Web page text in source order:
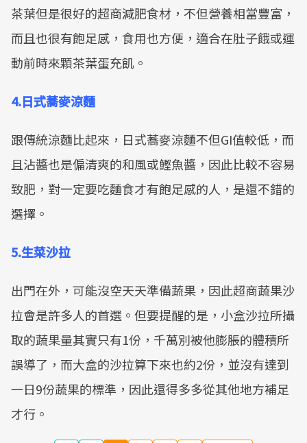
茶葉但是很好的超商減肥食材，不但營養相當豐富，
而且也很有飽足感，食用也方便，適合在肚子餓或運
動前時來顆茶葉蛋充飢。
4.日式蕎麥涼麵
跟傳統涼麵比起來，日式蕎麥涼麵不但GI值較低，而
且沾醬也是偏清爽的和風或鰹魚醬，因此比較不容易
致肥，對一定要吃麵食才有飽足感的人，是還不錯的
選擇。
5.生菜沙拉
出門在外，可能沒空天天準備蔬果，因此超商蔬果沙
拉會是許多人的首選。但要提醒的是，小盒沙拉所攝
取的蔬果量其實只有1份，千萬別被他膨脹的體積所
誤導了，而大盒的沙拉算下來也約2份，並沒有達到
一日9份蔬果的標準，因此還得多多從其他地方補足
才行。